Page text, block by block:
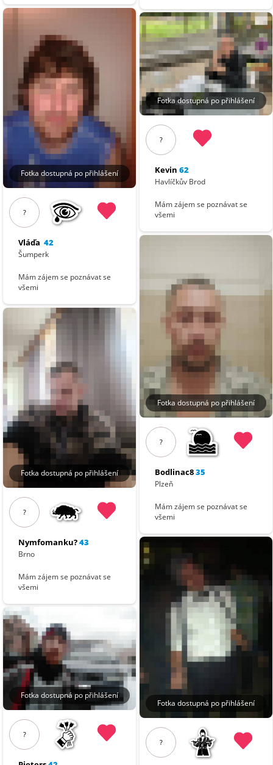
Fotka dostupná po přihlášení
?
Vláďa 42
Šumperk
Mám zájem se poznávat se
všemi
Fotka dostupná po přihlášení
?
Nymfomanku?43
Brno
Mám zájem se poznávat se
všemi
Fotka dostupná po přihlášení
?
Fotka dostupná po přihlášení
?
Kevin 62
Havlíčkův Brod
Mám zájem se poznávat se
všemi
Fotka dostupná po přihlášení
?
Bodlinac835
Plzeň
Mám zájem se poznávat se
všemi
Fotka dostupná po přihlášení
?